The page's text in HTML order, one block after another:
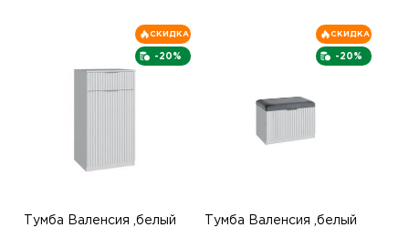
-20%
СКИДКА
Тумба Валенсия ,белый
-20%
СКИДКА
Тумба Валенсия ,белый